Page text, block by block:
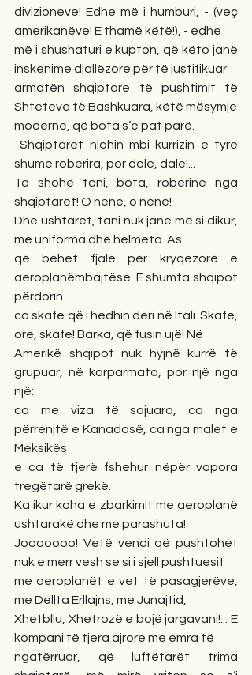
divizioneve! Edhe më i humburi, - (veç
amerikanëve! E thamë këtë!), - edhe
më i shushaturi e kupton, që këto janë
inskenime djallëzore për të justifikuar
armatën shqiptare të pushtimit të
moderne, që bota s’e pat parë.
Shqiptarët njohin mbi kurrizin e tyre
shumë robërira, por dale, dale!...
Ta shohë tani, bota, robërinë nga
shqiptarët! O nëne, o nëne!
Dhe ushtarët, tani nuk janë më si dikur,
me uniforma dhe helmeta. As
që bëhet fjalë për kryqëzorë e
aeroplanëmbajtëse. E shumta shqipot
përdorin
ca skafe që i hedhin deri në Itali. Skafe,
ore, skafe! Barka, që fusin ujë! Në
Amerikë shqipot nuk hyjnë kurrë të
grupuar, në korparmata, por një nga
një:
ca me viza të sajuara, ca nga
përrenjtë e Kanadasë, ca nga malet e
Meksikës
e ca të tjerë fshehur nëpër vapora
tregëtarë grekë.
Ka ikur koha e zbarkimit me aeroplanë
ushtarakë dhe me parashuta!
Jooooooo! Vetë vendi që pushtohet
nuk e merr vesh se si i sjell pushtuesit
me aeroplanët e vet të pasagjerëve,
me Dellta Erllajns, me Junajtid,
Xhetbllu, Xhetrozë e bojë jargavani!... E
kompani të tjera ajrore me emra të
ngatërruar, që luftëtarët trima